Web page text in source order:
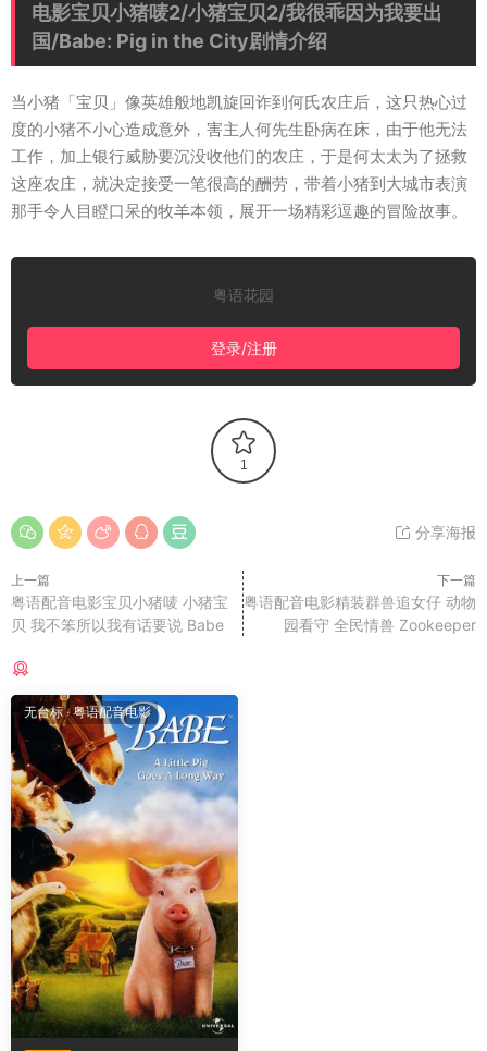
电影宝贝小猪唛2/小猪宝贝2/我很乖因为我要出
国/Babe: Pig in the City剧情介绍
当小猪「宝贝」像英雄般地凯旋回诈到何氏农庄后，这只热心过
度的小猪不小心造成意外，害主人何先生卧病在床，由于他无法
工作，加上银行威胁要沉没收他们的农庄，于是何太太为了拯救
这座农庄，就决定接受一笔很高的酬劳，带着小猪到大城市表演
那手令人目瞪口呆的牧羊本领，展开一场精彩逗趣的冒险故事。
粤语花园
登录/注册
1
分享海报
上一篇
粤语配音电影宝贝小猪唛 小猪宝
贝 我不笨所以我有话要说 Babe
下一篇
粤语配音电影精装群兽追女仔 动物
园看守 全民情兽 Zookeeper
无台标·粤语配音电影